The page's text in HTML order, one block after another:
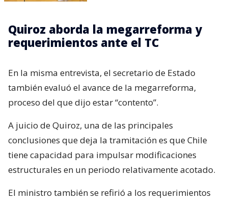
Quiroz aborda la megarreforma y
requerimientos ante el TC
En la misma entrevista, el secretario de Estado
también evaluó el avance de la megarreforma,
proceso del que dijo estar “contento”.
A juicio de Quiroz, una de las principales
conclusiones que deja la tramitación es que Chile
tiene capacidad para impulsar modificaciones
estructurales en un periodo relativamente acotado.
El ministro también se refirió a los requerimientos